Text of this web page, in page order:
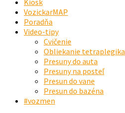
Kiosk
VozickarMAP
Poradňa
Video-tipy
Cvičenie
Obliekanie tetraplegika
Presuny do auta
Presuny na posteľ
Presun do vane
Presun do bazéna
#vozmen